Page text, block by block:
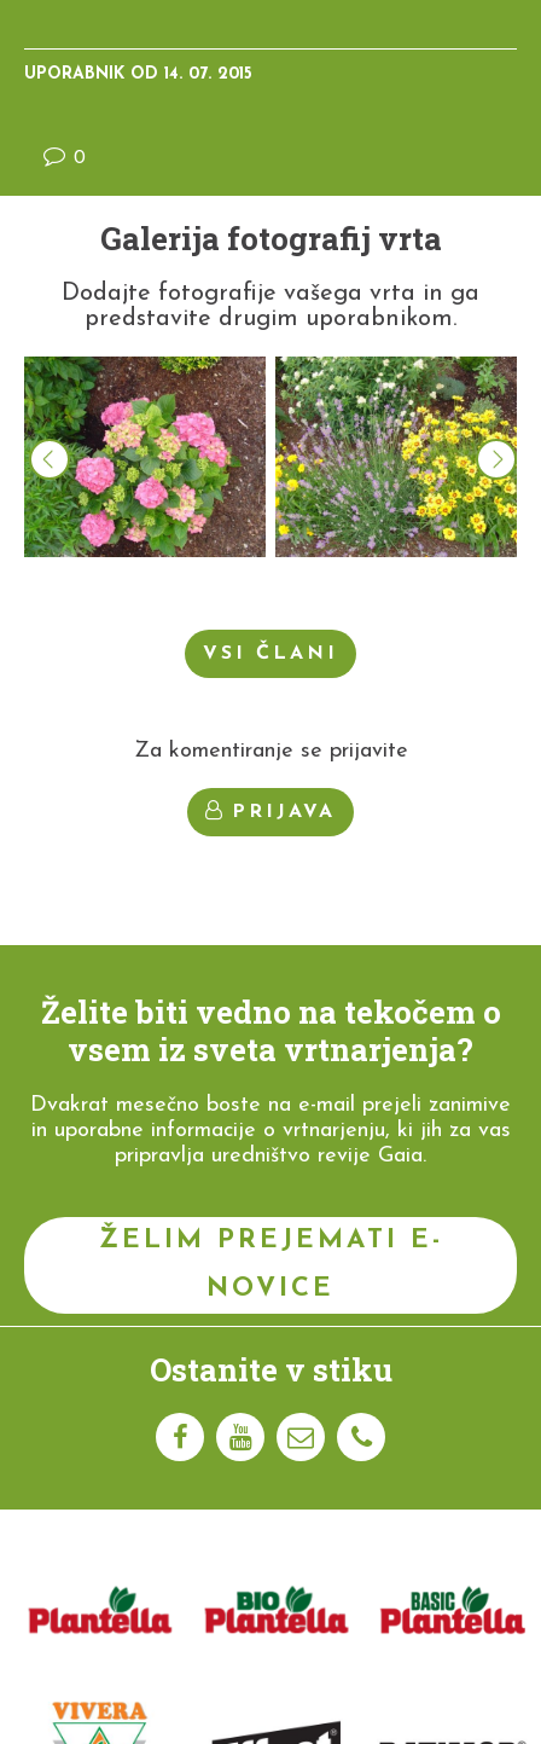
UPORABNIK OD 14. 07. 2015
0
Galerija fotografij vrta
Dodajte fotografije vašega vrta in ga
predstavite drugim uporabnikom.
VSI ČLANI
Za komentiranje se prijavite
PRIJAVA
Želite biti vedno na tekočem o
vsem iz sveta vrtnarjenja?
Dvakrat mesečno boste na e-mail prejeli zanimive
in uporabne informacije o vrtnarjenju, ki jih za vas
pripravlja uredništvo revije Gaia.
ŽELIM PREJEMATI E-
NOVICE
Ostanite v stiku